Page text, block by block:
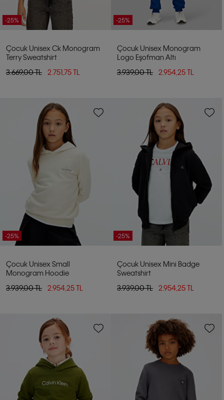
-25%
Çocuk Unisex Ck Monogram
Terry Sweatshirt
3.669,00 TL
2.751,75 TL
-25%
Çocuk Unisex Monogram
Logo Eşofman Altı
3.939,00 TL
2.954,25 TL
-25%
Çocuk Unisex Small
Monogram Hoodie
3.939,00 TL
2.954,25 TL
-25%
Çocuk Unisex Mini Badge
Sweatshirt
3.939,00 TL
2.954,25 TL